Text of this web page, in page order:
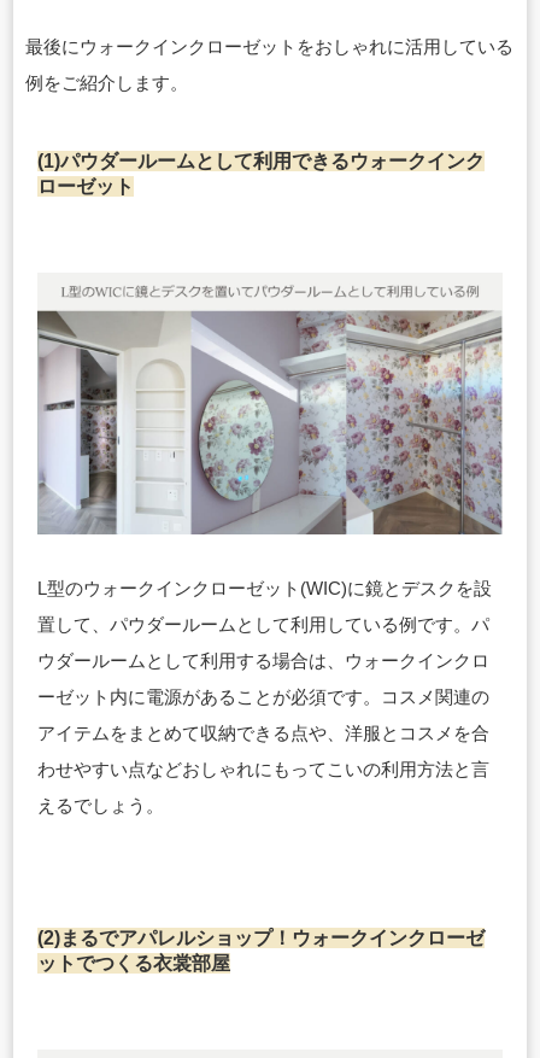
最後にウォークインクローゼットをおしゃれに活用している
例をご紹介します。
(1)パウダールームとして利用できるウォークインク
ローゼット
L型のウォークインクローゼット(WIC)に鏡とデスクを設
置して、パウダールームとして利用している例です。パ
ウダールームとして利用する場合は、ウォークインクロ
ーゼット内に電源があることが必須です。コスメ関連の
アイテムをまとめて収納できる点や、洋服とコスメを合
わせやすい点などおしゃれにもってこいの利用方法と言
えるでしょう。
(2)まるでアパレルショップ！ウォークインクローゼ
ットでつくる衣裳部屋